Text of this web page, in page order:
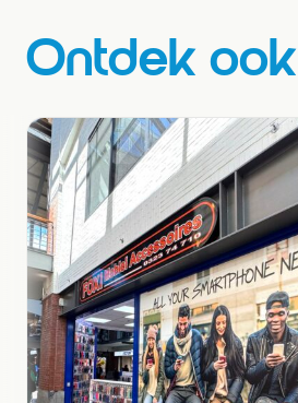
Ontdek ook